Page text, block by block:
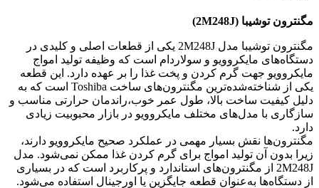
مگنترون توشیبا (2M248J)
مگنترون توشیبا مدل 2M248J یکی از قطعات اصلی و کلیدی در
دستگاه‌های مایکروویو و سولاردام است که وظیفه تولید امواج
مایکروویو جهت گرم کردن و پخت غذا را بر عهده دارد. این قطعه
یکی از شناخته‌شده‌ترین مگنترون‌های ساخت Toshiba است که به‌
دلیل کیفیت ساخت بالا، طول عمر خوب،راندمان حرارتی مناسب و
سازگاری با مدل‌های مختلف مایکروویو در بازار محبوبیت زیادی
دارد.
مگنترون‌ها نقش بسیار مهمی در عملکرد صحیح مایکروویو دارند،
زیرا بدون آن تولید امواج برای گرم کردن غذا ممکن نمی‌شود. مدل
2M248J از مگنترون‌های استاندارد و پرکاربرد است که در بسیاری
از دستگاه‌ها به‌عنوان قطعه جایگزین یا اورجینال استفاده می‌شود.